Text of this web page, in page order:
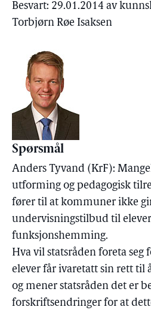
Besvart: 29.01.2014 av
Torbjørn Røe Isaksen
Spørsmål
Anders Tyvand (KrF):
utforming og pedagogisk
fører til at kommuner ikke
undervisningstilbud til
funksjonshemming.
Hva vil statsråden foreta seg
elever får ivaretatt sin rett til
og mener statsråden det er
forskriftsendringer for at